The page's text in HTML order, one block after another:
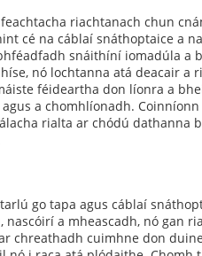
riachtanach chun
cé na cáblaí snáthoptaice a
snáithíní iomadúla
nó lochtanna atá deacair
féideartha don líonra a
a chomhlíonadh.
rialta ar chódú
go tapa agus cáblaí
a mheascadh, nó gan
chreathadh cuimhne don